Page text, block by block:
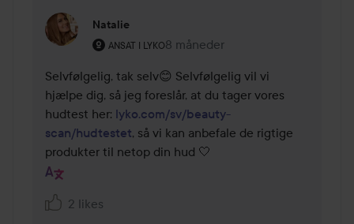
Natalie
ANSAT I LYKO
Brugerens rolle: Ansat i Lyko.
8 måneder
Kommentaren lades 8 måneder
Selvfølgelig, tak selv😊 Selvfølgelig vil vi
hjælpe dig, så jeg foreslår, at du tager vores
hudtest her: lyko.com/sv/beauty-
scan/hudtestet, så vi kan anbefale de rigtige
produkter til netop din hud 🤍
2 likes